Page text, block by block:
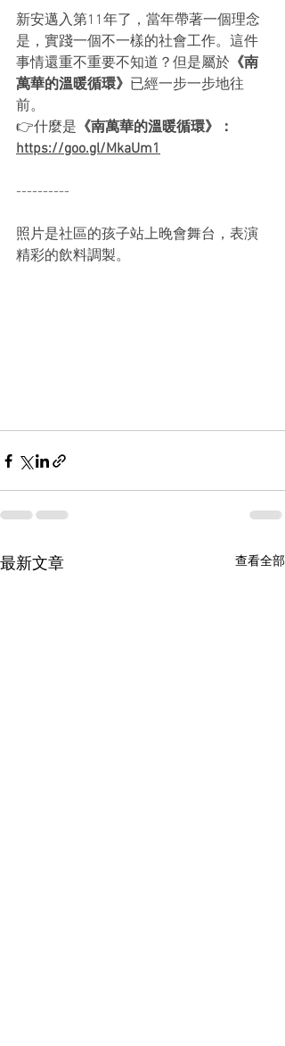
新安邁入第11年了，當年帶著一個理念
是，實踐一個不一樣的社會工作。這件
事情還重不重要不知道？但是屬於 《南
萬華的溫暖循環》 已經一步一步地往
前。
👉什麼是 《南萬華的溫暖循環》：
https://goo.gl/MkaUm1
----------
照片是社區的孩子站上晚會舞台，表演
精彩的飲料調製。
最新文章 查看全部